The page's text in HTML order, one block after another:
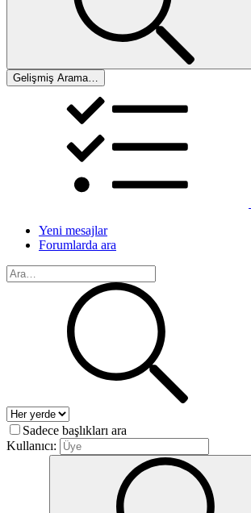
Gelişmiş Arama…
Yeni mesajlar
Forumlarda ara
Sadece başlıkları ara
Kullanıcı: